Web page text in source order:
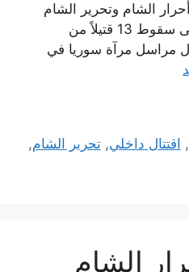
الشام وتحرير الشام
والتي أدت وفق ناشطين إلى سقوط 13 قتيلاً من
مراسل مرآة سوريا في
, اقتتال داخلي,تحرير الشام,
الشام